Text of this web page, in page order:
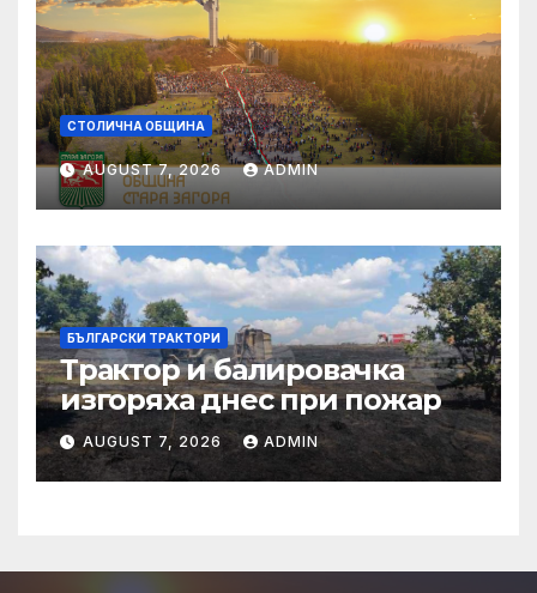
СТОЛИЧНА ОБЩИНА
AUGUST 7, 2026 ADMIN
БЪЛГАРСКИ ТРАКТОРИ
Трактор и балировачка
изгоряха днес при пожар
AUGUST 7, 2026 ADMIN